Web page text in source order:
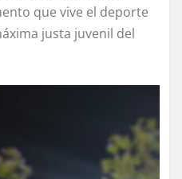
que vive el deporte
justa juvenil del